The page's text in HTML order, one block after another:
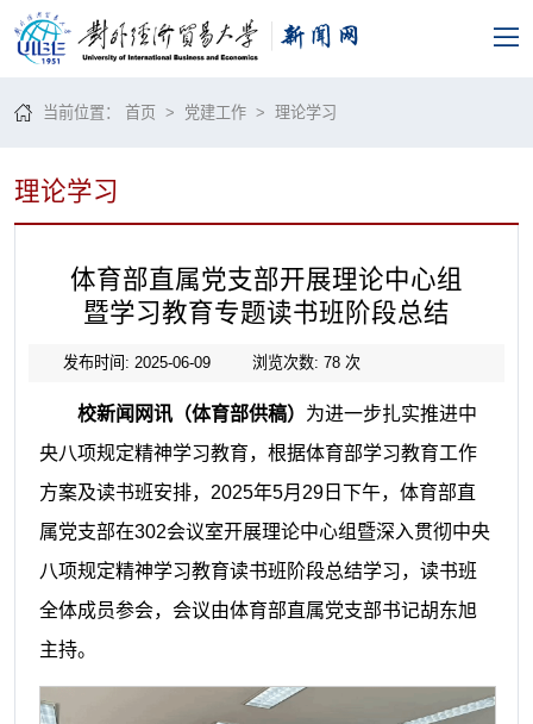
当前位置：首页 > 党建工作 >理论学习
理论学习
体育部直属党支部开展理论中心组
暨学习教育专题读书班阶段总结
发布时间: 2025-06-09 浏览次数: 78次
校新闻网讯（体育部供稿） 为进一步扎实推进中
央八项规定精神学习教育，根据体育部学习教育工作
方案及读书班安排， 2025年5月29日下午，体育部直
属党支部在302会议室开展理论中心组暨深入贯彻中央
八项规定精神学习教育读书班阶段总结学习，读书班
全体成员参会，会议由体育部直属党支部书记胡东旭
主持。